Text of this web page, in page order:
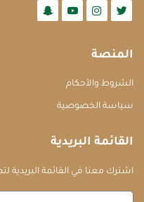
المنصة
الشروط والأحكام
سياسة الخصوصية
القائمة البريدية
اشترك معنا في القائمة البريدية